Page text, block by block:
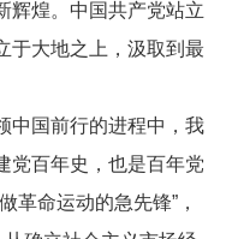
辉煌。中国共产党站立
于大地之上，汲取到最
国前行的进程中，我
党百年史，也是百年党
革命运动的急先锋”，